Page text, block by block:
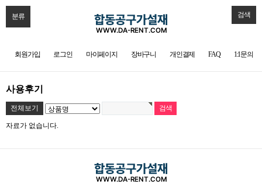
분류 검색
회원가입 로그인 마이페이지 장바구니 개인결제 FAQ 1:1문의
사용후기
전체보기
자료가 없습니다.